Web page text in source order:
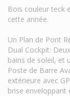
Bois couleur teck
cette année.
Un Plan de Pont
Dual Cockpit:
bains de soleil, et
Poste de Barre
extérieure avec
brise enveloppant